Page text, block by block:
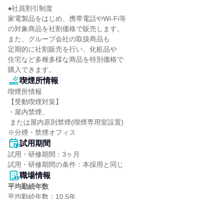
●社員割引制度
家電製品をはじめ、携帯電話やWi-Fi等
の対象商品を社割価格で販売します。
また、グループ会社の取扱商品も
定期的に社割販売を行い、化粧品や
住宅など多種多様な商品を特別価格で
購入できます。
喫煙所情報
喫煙所情報
【受動喫煙対策】
・屋内禁煙、
※分煙・禁煙オフィス
試用期間
試用・研修期間：3ヶ月
職場情報
平均勤続年数